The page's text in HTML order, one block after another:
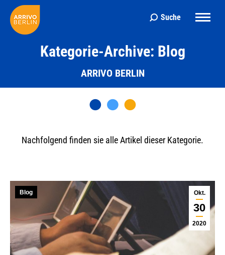
Search:
Suche
Kategorie-Archive: Blog
ARRIVO BERLIN
Nachfolgend finden sie alle Artikel dieser Kategorie.
Okt.
30
2020
Blog